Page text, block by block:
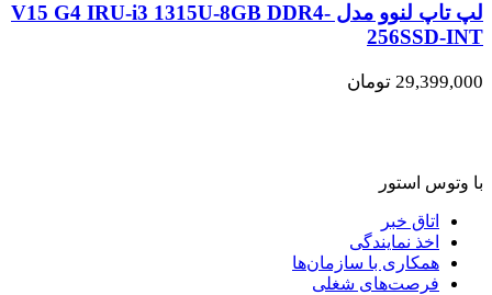
لپ تاپ لنوو مدل V15 G4 IRU-i3 1315U-8GB DDR4-
256SSD-INT
29,399,000 تومان
با وتوس استور
اتاق خبر
اخذ نمایندگی
همکاری با سازمان‌ها
فرصت‌های شغلی